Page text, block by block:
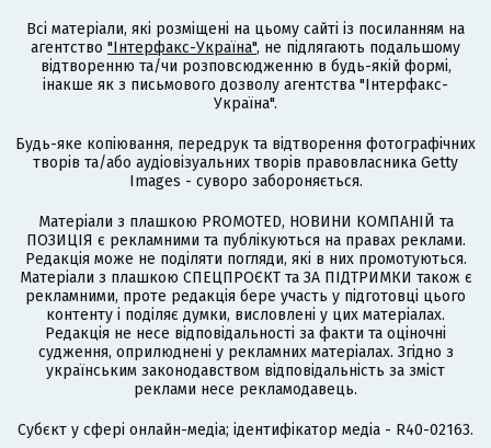
Всі матеріали, які розміщені на цьому сайті із посиланням на
агентство "Інтерфакс-Україна", не підлягають подальшому
відтворенню та/чи розповсюдженню в будь-якій формі,
інакше як з письмового дозволу агентства "Інтерфакс-
Україна".
Будь-яке копіювання, передрук та відтворення фотографічних
творів та/або аудіовізуальних творів правовласника Getty
Images - суворо забороняється.
Матеріали з плашкою PROMOTED, НОВИНИ КОМПАНІЙ та
ПОЗИЦІЯ є рекламними та публікуються на правах реклами.
Редакція може не поділяти погляди, які в них промотуються.
Матеріали з плашкою СПЕЦПРОЄКТ та ЗА ПІДТРИМКИ також є
рекламними, проте редакція бере участь у підготовці цього
контенту і поділяє думки, висловлені у цих матеріалах.
Редакція не несе відповідальності за факти та оціночні
судження, оприлюднені у рекламних матеріалах. Згідно з
українським законодавством відповідальність за зміст
реклами несе рекламодавець.
Cубєкт у сфері онлайн-медіа; ідентифікатор медіа - R40-02163.